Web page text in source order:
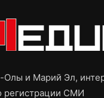
Олы и Марий Эл,
регистрации СМИ